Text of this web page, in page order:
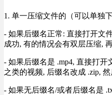
1. 单一压缩文件的（可以单独
- 如果后缀名正常: 直接打开文
成功, 有的情况会有双层压缩,
- 如果后缀名是 .mp4, 直接打
之类的视频, 后缀名改成 .zip,
- 如果无后缀名/或者后缀名是